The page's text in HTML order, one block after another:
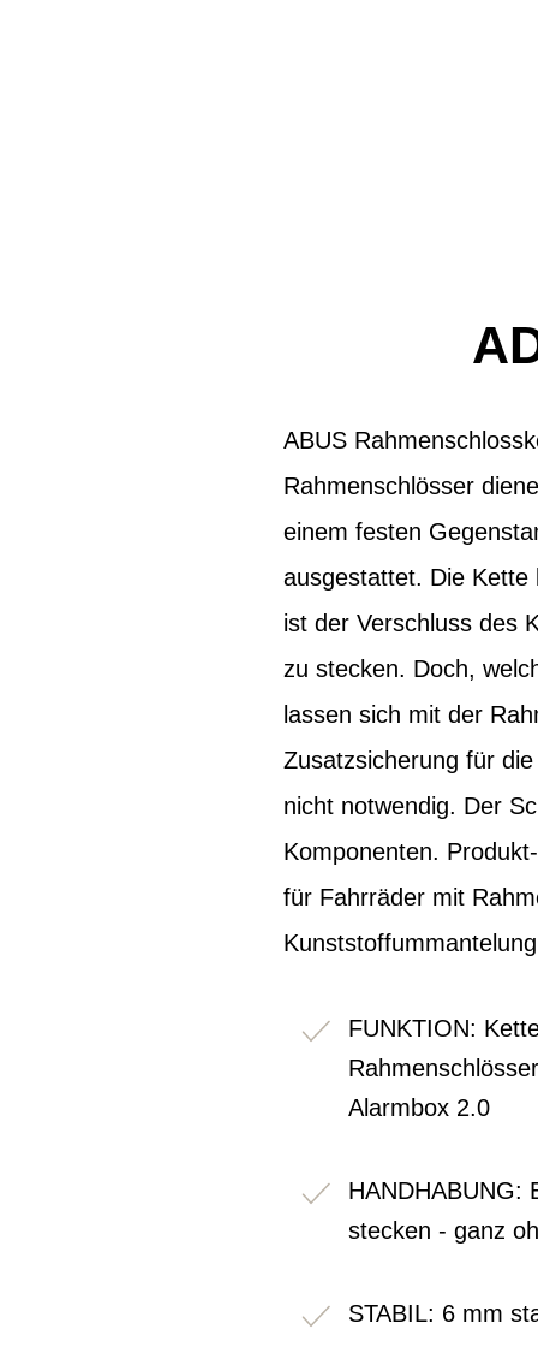
ABUS
Rahmenschlösser
einem festen
ausgestattet. Die Kette
ist der Verschluss des
zu stecken. Doch,
lassen sich mit der
Zusatzsicherung für
nicht notwendig. Der
Komponenten.
für Fahrräder mit
FUNKTION:
Alarmbox 2.0
HANDHABUNG:
stecken - ganz
STABIL: 6 mm